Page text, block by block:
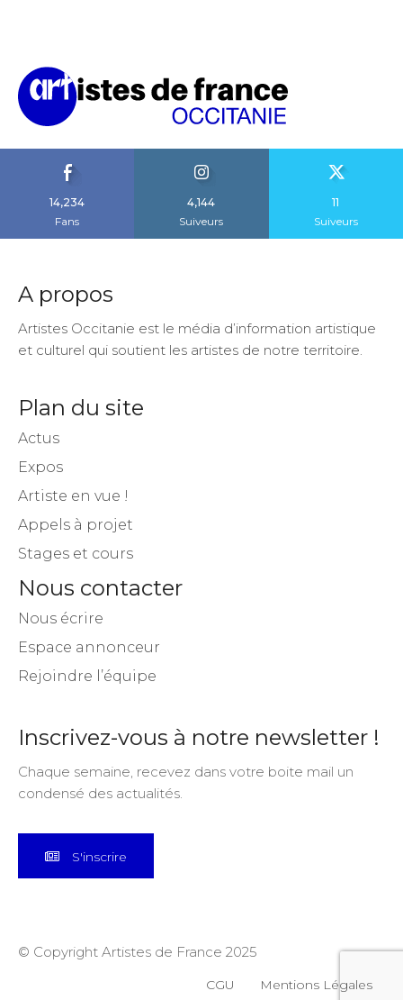
14,234
Fans
4,144
Suiveurs
11
Suiveurs
A propos
Artistes Occitanie est le média d’information artistique
et culturel qui soutient les artistes de notre territoire.
Plan du site
Actus
Expos
Artiste en vue !
Appels à projet
Stages et cours
Nous contacter
Nous écrire
Espace annonceur
Rejoindre l’équipe
Inscrivez-vous à notre newsletter !
Chaque semaine, recevez dans votre boite mail un
condensé des actualités.
S'inscrire
© Copyright Artistes de France 2025
CGU Mentions Légales